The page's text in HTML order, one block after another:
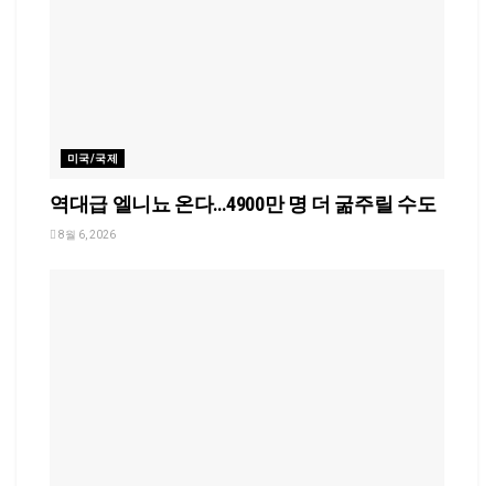
미국/국제
역대급 엘니뇨 온다…4900만 명 더 굶주릴 수도
8월 6, 2026